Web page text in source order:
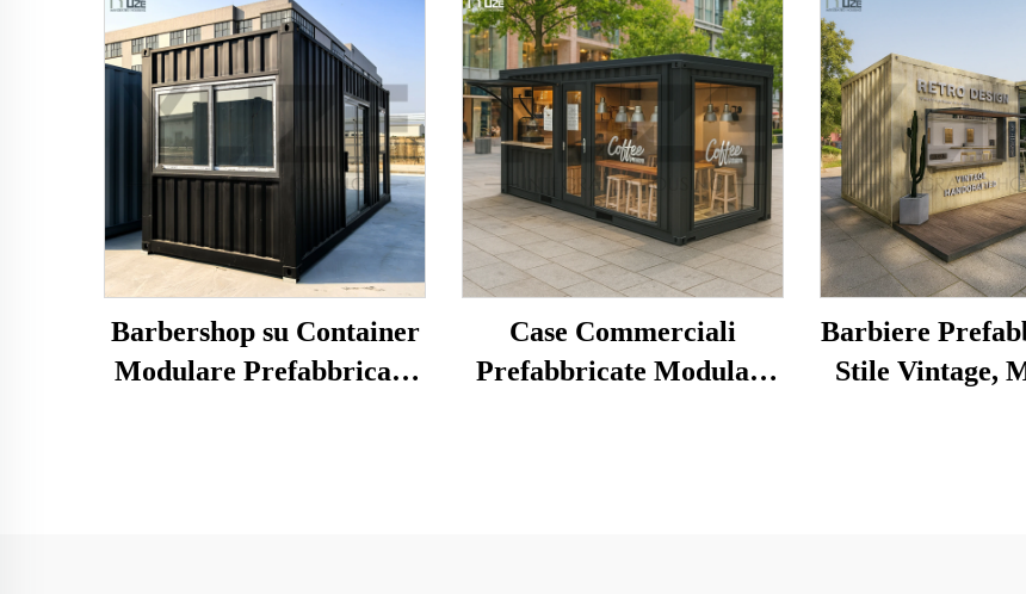
Barbershop su Container
Modulare Prefabbricato
Case Commerciali
Prefabbricate Modulari
Barbiere
Stile Vintage,